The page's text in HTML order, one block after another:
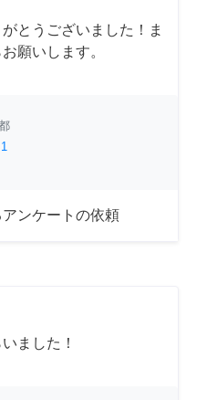
とうございました！ま
願いします。
1
ンケートの依頼
ました！